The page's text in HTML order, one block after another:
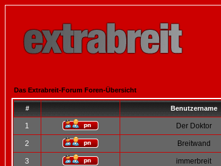
Das Extrabreit-Forum Foren-Übersicht
# Benutzername
1 Der Doktor
2 Breitwand
3 immerbreit